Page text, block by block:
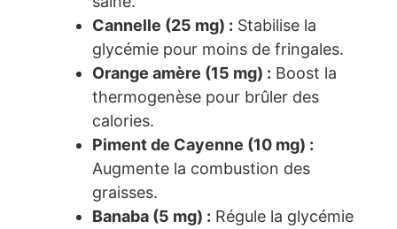
Cannelle (25 mg) : Stabilise la
glycémie pour moins de fringales.
Orange amère (15 mg) : Boost la
thermogenèse pour brûler des
calories.
Piment de Cayenne (10 mg) :
Augmente la combustion des
graisses.
Banaba (5 mg) : Régule la glycémie